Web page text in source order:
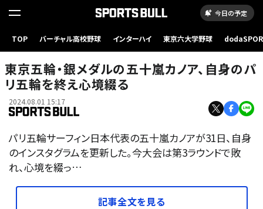
今日の予定
TOP バーチャル高校野球 インターハイ 東京六大学野球
東京五輪・銀メダルの五十嵐カノア、自身のパ
リ五輪を終え心境綴る
2024.08.01 15:17
パリ五輪サーフィン日本代表の五十嵐カノアが31日、自身
のインスタグラムを更新した。今大会は第3ラウンドで敗
れ、心境を綴っ…
記事全文を見る